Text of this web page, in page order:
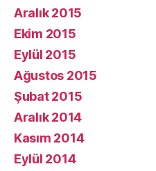
Aralık 2015
Ekim 2015
Eylül 2015
Ağustos 2015
Şubat 2015
Aralık 2014
Kasım 2014
Eylül 2014